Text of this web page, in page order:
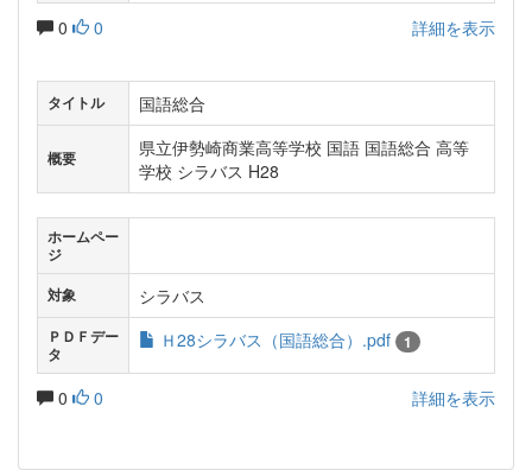
0 0 詳細を表示
タイトル 国語総合
概要
県立伊勢崎商業高等学校 国語 国語総合 高等
学校 シラバス H28
ホームペー
ジ
対象
シラバス
ＰＤＦデー
タ
Ｈ28シラバス（国語総合）.pdf 1
0 0 詳細を表示